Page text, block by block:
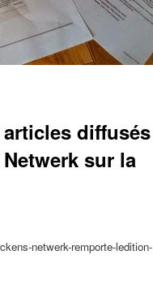
diffusés
sur la
netwerk-remporte-ledition-